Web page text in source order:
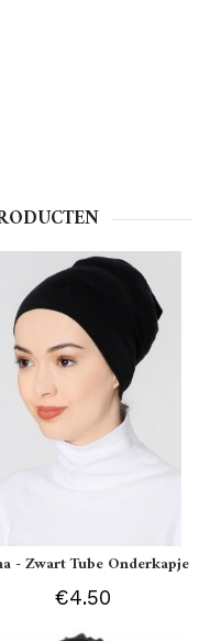
- Zwart Tube Onderkapje
€4.50